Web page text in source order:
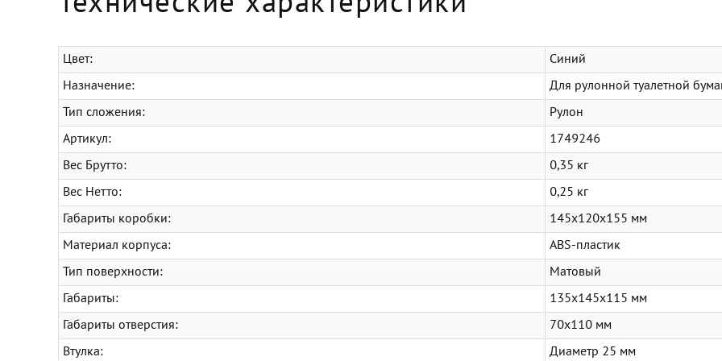
Цвет: Синий
Назначение: Для рулонной туалетной
Тип сложения: Рулон
Артикул: 1749246
Вес Брутто: 0,35 кг
Вес Нетто: 0,25 кг
Габариты коробки: 145x120x155 мм
Материал корпуса: ABS-пластик
Тип поверхности: Матовый
Габариты: 135x145x115 мм
Габариты отверстия: 70x110 мм
Втулка: Диаметр 25 мм